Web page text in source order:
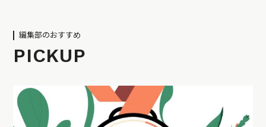
編集部のおすすめ
PICKUP